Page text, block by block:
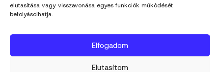
elutasítása vagy visszavonása egyes funkciók működését
befolyásolhatja.
Elfogadom
Elutasítom
Kapcsolat